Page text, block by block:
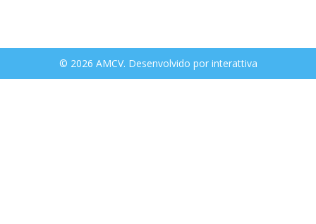
© 2026 AMCV. Desenvolvido por interattiva